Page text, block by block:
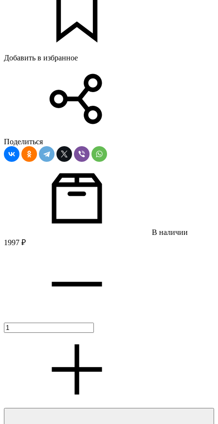
Добавить в избранное
Поделиться
В наличии
1997 ₽